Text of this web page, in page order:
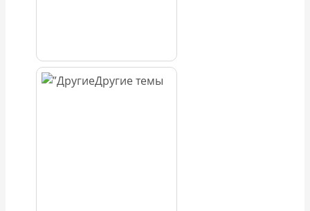
Другие темы